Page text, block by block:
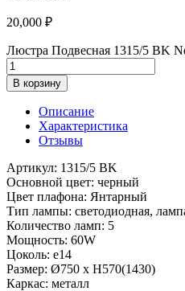
20,000 ₽
Люстра Подвесная 1315/5 BK
В корзину
Описание
Характеристика
Отзывы
Артикул: 1315/5 BK
Основной цвет: черный
Цвет плафона: Янтарный
Тип лампы: светодиодная,
Количество ламп: 5
Мощность: 60W
Цоколь: e14
Размер: Ø750 x H570(1430)
Каркас: металл